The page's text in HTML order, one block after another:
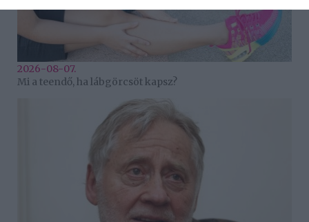
2026-08-07.
Mi a teendő, ha lábgörcsöt kapsz?